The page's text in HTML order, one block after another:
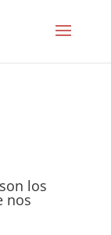
los
nos